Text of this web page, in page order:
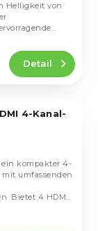
Detail
Helligkeit von
4-Kanal-
ein kompakter 4-
umfassenden
Bietet 4 HDMI-